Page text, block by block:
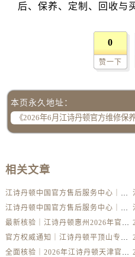
0
赞一下
本页永久地址：
相关文章
江诗丹顿中国官方售后服务中心｜全新维修地址及官方热线权威信息声明（2026年7月最新）
江诗丹顿中国官方售后服务中心｜全新地址及售后电话权威信息声明（2026年7月最新）
最新核验｜江诗丹顿惠州2026年官方专柜服务热线，7月门店名录一键获取
官方权威通知｜江诗丹顿平顶山专柜2026年7月最新客服热线与客户服务网络
全面核验｜2026年江诗丹顿天津官方专柜客服电话及专柜信息（7月最新）